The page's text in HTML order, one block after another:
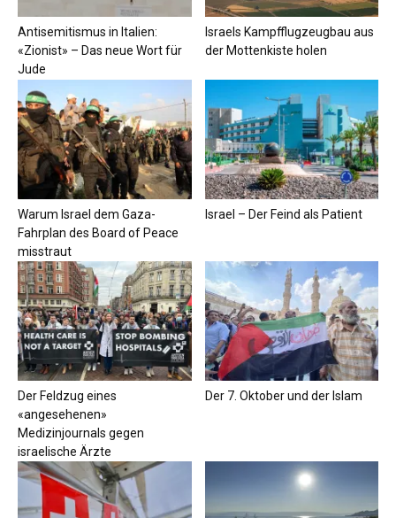
Antisemitismus in Italien:
«Zionist» – Das neue Wort für
Jude
Israels Kampfflugzeugbau aus
der Mottenkiste holen
Warum Israel dem Gaza-
Fahrplan des Board of Peace
misstraut
Israel – Der Feind als Patient
Der Feldzug eines
«angesehenen»
Medizinjournals gegen
israelische Ärzte
Der 7. Oktober und der Islam